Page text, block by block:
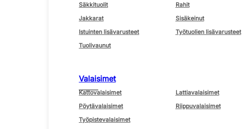
Säkkituolit
Rahit
Jakkarat
Sisäkeinut
Istuinten lisävarusteet
Työtuolien lisävarusteet
Tuolivaunut
Valaisimet
Kattovalaisimet Lattiavalaisimet
Pöytävalaisimet
Riippuvalaisimet
Työpistevalaisimet